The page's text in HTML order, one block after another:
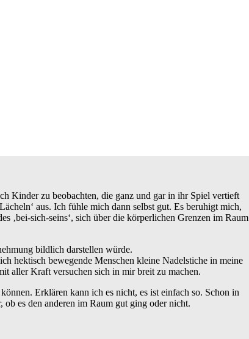
Kinder zu beobachten, die ganz und gar in ihr Spiel vertieft
aus. Ich fühle mich dann selbst gut. Es beruhigt mich,
‚bei-sich-seins‘, sich über die körperlichen Grenzen im Raum
bildlich darstellen würde.
hektisch bewegende Menschen kleine Nadelstiche in meine
aller Kraft versuchen sich in mir breit zu machen.
Erklären kann ich es nicht, es ist einfach so. Schon in
es den anderen im Raum gut ging oder nicht.